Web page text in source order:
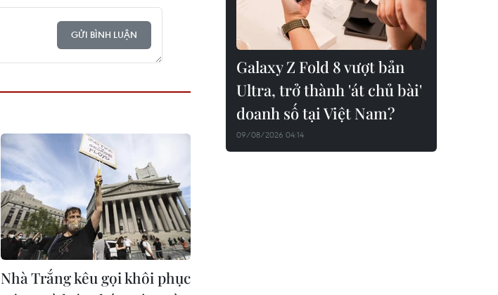
GỬI BÌNH LUẬN
Nhà Trắng kêu gọi khôi phục
Galaxy Z Fold 8 vượt bản
Ultra, trở thành 'át chủ bài'
doanh số tại Việt Nam?
09/08/2026 04:14